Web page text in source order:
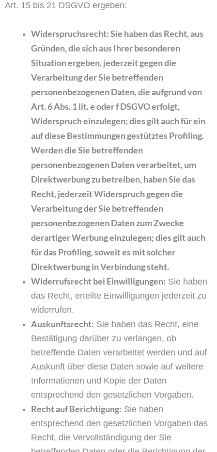
Art. 15 bis 21 DSGVO ergeben:
Widerspruchsrecht: Sie haben das Recht, aus
Gründen, die sich aus Ihrer besonderen
Situation ergeben, jederzeit gegen die
Verarbeitung der Sie betreffenden
personenbezogenen Daten, die aufgrund von
Art. 6 Abs. 1 lit. e oder f DSGVO erfolgt,
Widerspruch einzulegen; dies gilt auch für ein
auf diese Bestimmungen gestütztes Profiling.
Werden die Sie betreffenden
personenbezogenen Daten verarbeitet, um
Direktwerbung zu betreiben, haben Sie das
Recht, jederzeit Widerspruch gegen die
Verarbeitung der Sie betreffenden
personenbezogenen Daten zum Zwecke
derartiger Werbung einzulegen; dies gilt auch
für das Profiling, soweit es mit solcher
Direktwerbung in Verbindung steht.
Widerrufsrecht bei Einwilligungen: Sie haben
das Recht, erteilte Einwilligungen jederzeit zu
widerrufen.
Auskunftsrecht: Sie haben das Recht, eine
Bestätigung darüber zu verlangen, ob
betreffende Daten verarbeitet werden und auf
Auskunft über diese Daten sowie auf weitere
Informationen und Kopie der Daten
entsprechend den gesetzlichen Vorgaben.
Recht auf Berichtigung: Sie haben
entsprechend den gesetzlichen Vorgaben das
Recht, die Vervollständigung der Sie